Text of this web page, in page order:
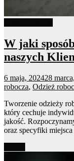
W jaki
naszych
6 maja, 202428
robocza, Odzież
Tworzenie odzieży
który cechuje
jakość.
oraz specyfiki miejsca